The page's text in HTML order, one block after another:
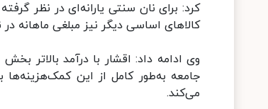
کرد: برای نان سنتی یارانه‌ای در نظر
کالاهای اساسی دیگر نیز مبلغی ماهانه
وی ادامه داد: اقشار با درآمد بالاتر
جامعه به‌طور کامل از این کمک‌هزینه‌ها
می‌کند.